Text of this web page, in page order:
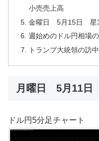
小売売上高
金曜日 5月15日 星3
週始めのドル円相場
トランプ大統領の訪中
月曜日 5月11日
ドル円5分足チャート